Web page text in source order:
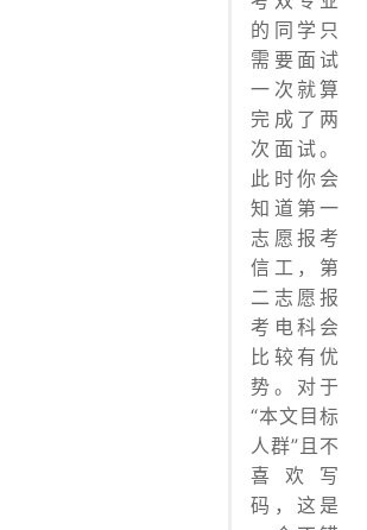
的同学只
需要面试
一次就算
完成了两
次面试。
此时你会
知道第一
志愿报考
信工，第
二志愿报
考电科会
比较有优
势。对于
“本文目标
人群”且不
喜欢写
码，这是